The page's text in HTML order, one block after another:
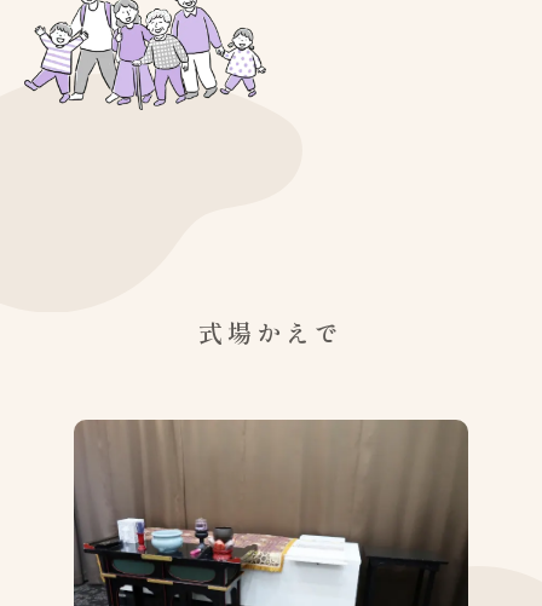
式場かえで